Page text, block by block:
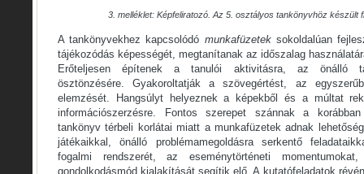
3. melléklet: Képfeliratozó. Az 5. osztályos tankönyvhöz készült
A tankönyvekhez kapcsolódó munkafüzeteksokoldalúan
tájékozódás képességét, megtanítanak az időszalag
Erőteljesen építenek a tanulói aktivitásra, az önálló
ösztönzésére. Gyakoroltatják a szövegértést, az
elemzését. Hangsúlyt helyeznek a képekből és a múltat
információszerzésre. Fontos szerepet szánnak a
tankönyv térbeli korlátai miatt a munkafüzetek adnak
játékaikkal, önálló problémamegoldásra serkentő
fogalmi rendszerét, az eseménytörténeti
gondolkodásmód kialakítását segítik elő. A kutatófeladatok